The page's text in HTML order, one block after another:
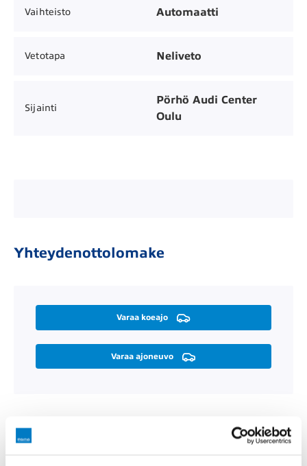
Vaihteisto Automaatti
Vetotapa Neliveto
Sijainti
Pörhö Audi Center
Oulu
Yhteydenottolomake
Varaa koeajo
Varaa ajoneuvo
Räätälöi itsellesi sopiva rahoitus